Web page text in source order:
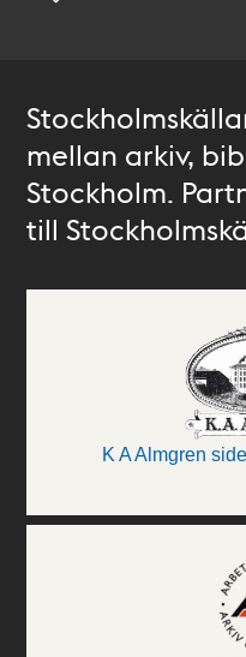
mellan arkiv,
Stockholm.
till
K A Almgren